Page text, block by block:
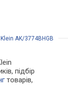
AK/3774BHGB
підбір
товарів,